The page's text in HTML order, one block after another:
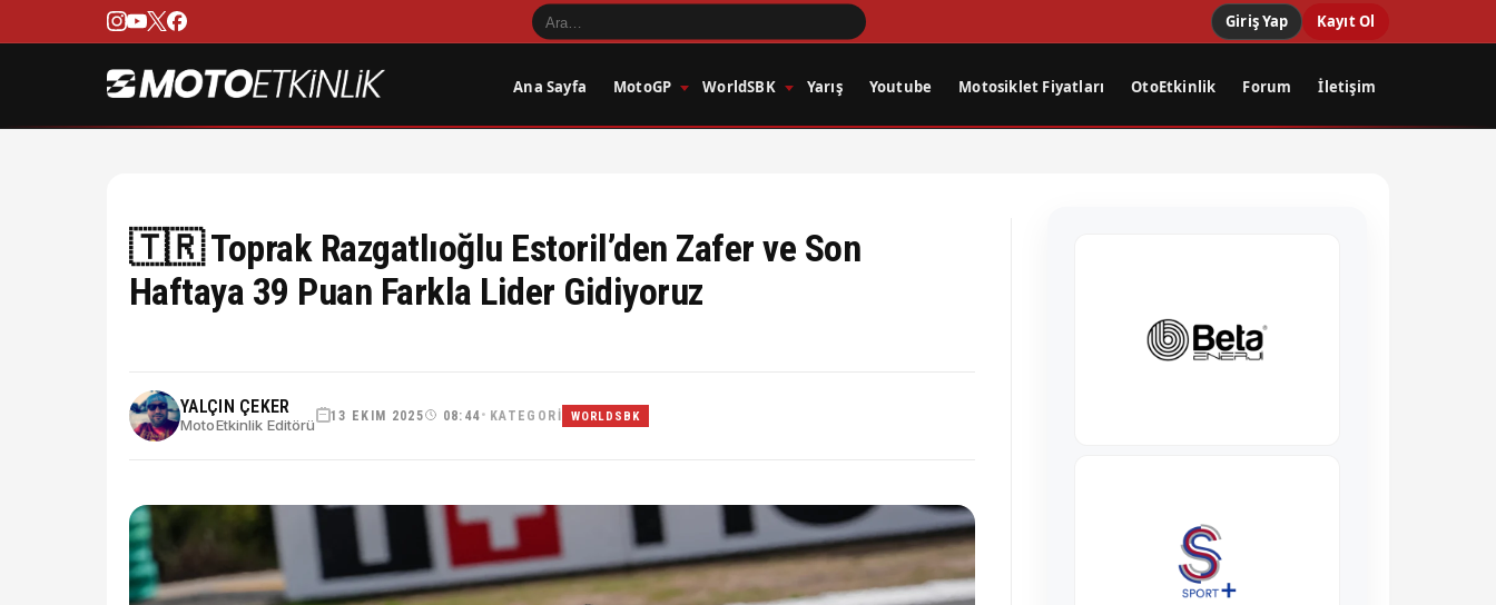
Giriş Yap Kayıt Ol
Ana Sayfa MotoGP WorldSBK Yarış Youtube Motosiklet Fiyatları OtoEtkinlik Forum İletişim
🇹🇷 Toprak Razgatlıoğlu Estoril’den Zafer ve Son
Haftaya 39 Puan Farkla Lider Gidiyoruz
YALÇIN ÇEKER
MotoEtkinlik Editörü
13 EKIM 2025 08:44• KATEGORI WORLDSBK